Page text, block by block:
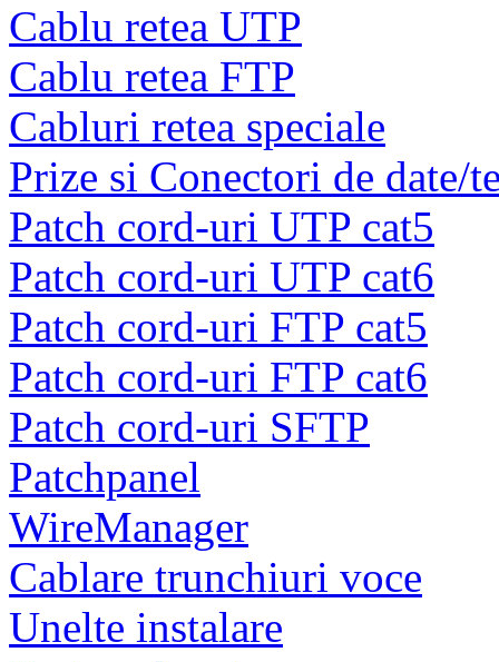
Cablu retea UTP
Cablu retea FTP
Cabluri retea speciale
Prize si Conectori de date/
Patch cord-uri UTP cat5
Patch cord-uri UTP cat6
Patch cord-uri FTP cat5
Patch cord-uri FTP cat6
Patch cord-uri SFTP
Patchpanel
WireManager
Cablare trunchiuri voce
Unelte instalare